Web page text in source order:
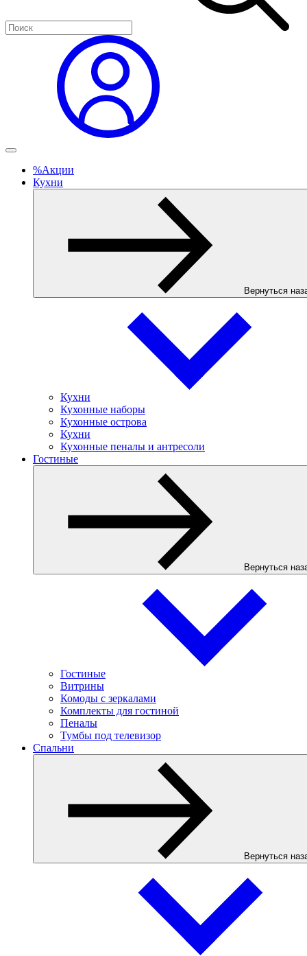
%Акции
Кухни
Вернуться
Кухни
Кухонные наборы
Кухонные острова
Кухни
Кухонные пеналы и антресоли
Гостиные
Вернуться
Гостиные
Витрины
Комоды с зеркалами
Комплекты для гостиной
Пеналы
Тумбы под телевизор
Спальни
Вернуться